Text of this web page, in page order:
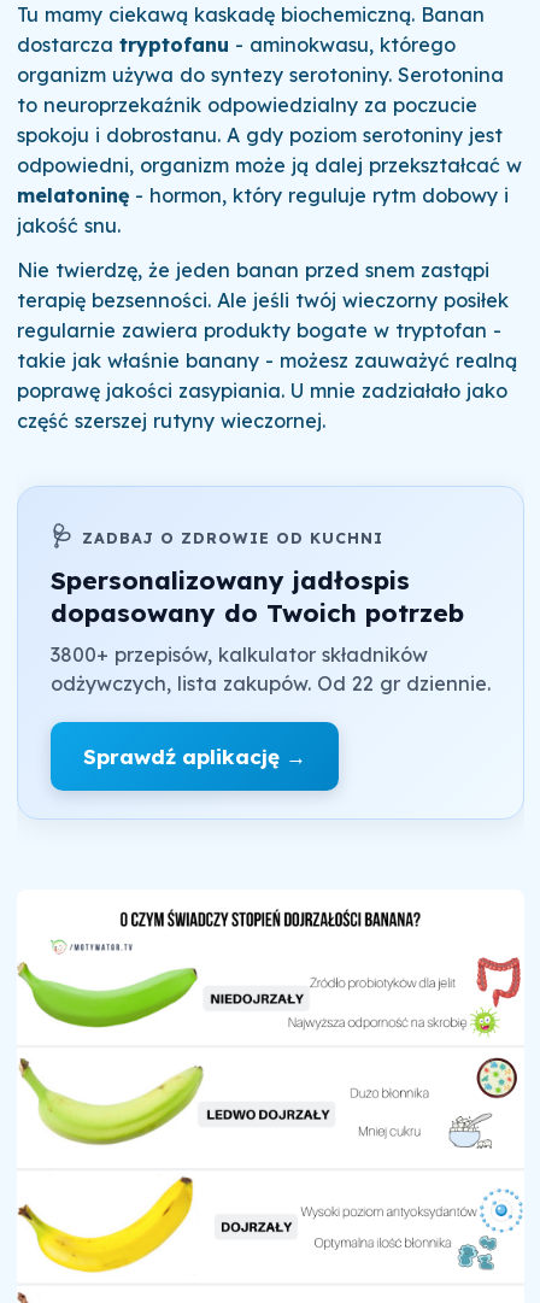
Tu mamy ciekawą kaskadę biochemiczną. Banan
dostarcza tryptofanu - aminokwasu, którego
organizm używa do syntezy serotoniny. Serotonina
to neuroprzekaźnik odpowiedzialny za poczucie
spokoju i dobrostanu. A gdy poziom serotoniny jest
odpowiedni, organizm może ją dalej przekształcać w
melatoninę- hormon, który reguluje rytm dobowy i
jakość snu.
Nie twierdzę, że jeden banan przed snem zastąpi
terapię bezsenności. Ale jeśli twój wieczorny posiłek
regularnie zawiera produkty bogate w tryptofan -
takie jak właśnie banany - możesz zauważyć realną
poprawę jakości zasypiania. U mnie zadziałało jako
część szerszej rutyny wieczornej.
🩺 ZADBAJ O ZDROWIE OD KUCHNI
Spersonalizowany jadłospis
dopasowany do Twoich potrzeb
3800+ przepisów, kalkulator składników
odżywczych, lista zakupów. Od 22 gr dziennie.
Sprawdź aplikację →